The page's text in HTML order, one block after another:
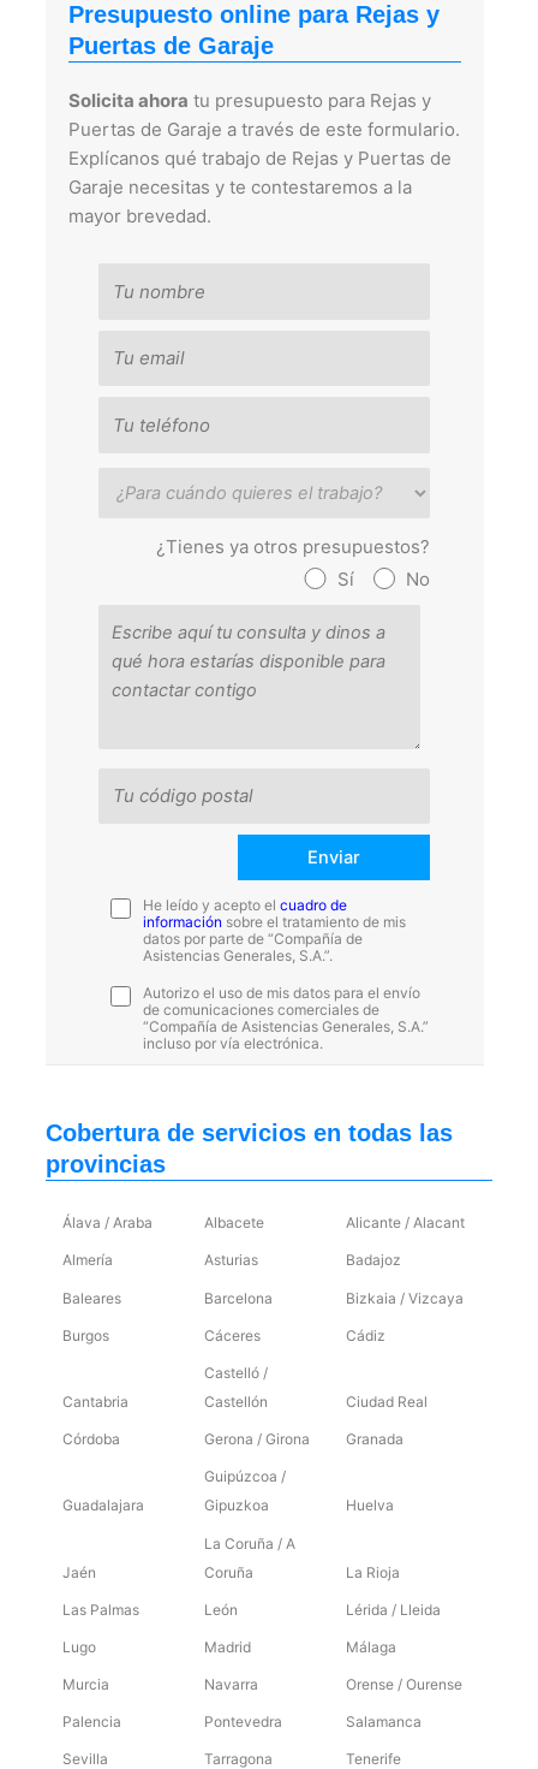
Presupuesto online para Rejas y
Puertas de Garaje
Solicita ahora tu presupuesto para Rejas y
Puertas de Garaje a través de este formulario.
Explícanos qué trabajo de Rejas y Puertas de
Garaje necesitas y te contestaremos a la
mayor brevedad.
¿Tienes ya otros presupuestos?
Sí
No
He leído y acepto elcuadro de
información sobre el tratamiento de mis
datos por parte de “Compañía de
Asistencias Generales, S.A.”.
Autorizo el uso de mis datos para el envío
de comunicaciones comerciales de
“Compañía de Asistencias Generales, S.A.”
incluso por vía electrónica.
Cobertura de servicios en todas las
provincias
Álava / Araba Albacete Alicante / Alacant
Almería Asturias Badajoz
Baleares Barcelona Bizkaia / Vizcaya
Burgos Cáceres Cádiz
Cantabria
Castelló /
Castellón
Ciudad Real
Córdoba Gerona / Girona Granada
Guadalajara
Guipúzcoa /
Gipuzkoa
Huelva
Jaén
La Coruña / A
Coruña
La Rioja
Las Palmas León Lérida / Lleida
Lugo Madrid Málaga
Murcia Navarra Orense / Ourense
Palencia Pontevedra Salamanca
Sevilla Tarragona Tenerife